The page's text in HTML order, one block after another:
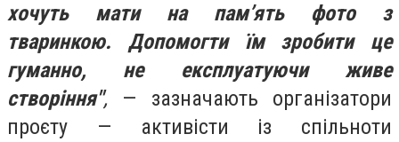
хочуть мати на пам’ять фото з
тваринкою. Допомогти їм зробити це
гуманно, не експлуатуючи живе
створіння", — зазначають організатори
проєту — активісти із спільноти